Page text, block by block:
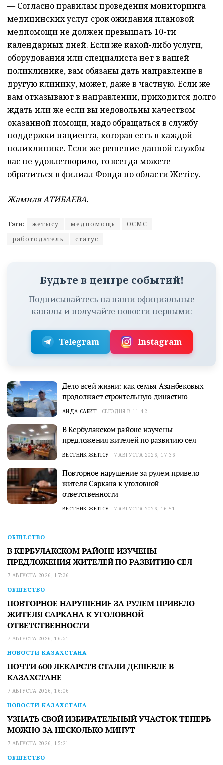
— Согласно правилам проведения мониторинга
медицинских услуг срок ожидания плановой
медпомощи не должен превышать 10-ти
календарных дней. Если же какой-либо услуги,
оборудования или специалиста нет в вашей
поликлинике, вам обязаны дать направление в
другую клинику, может, даже в частную. Если же
вам отказывают в направлении, приходится долго
ждать или же если вы недовольны качеством
оказанной помощи, надо обращаться в службу
поддержки пациента, которая есть в каждой
поликлинике. Если же решение данной службы
вас не удовлетворило, то всегда можете
обратиться в филиал Фонда по области Жетісу.
Жамиля АТИБАЕВА.
Тэги: жетысу медпомощь
ОСМС
работодатель
статус
Будьте в центре событий!
Подписывайтесь на наши официальные
каналы и получайте новости первыми:
Telegram Instagram
Дело всей жизни: как семья Азанбековых
продолжает строительную династию
АИДА САБИТ СЕГОДНЯ В 11:42
В Кербулакском районе изучены
предложения жителей по развитию сел
ВЕСТНИК ЖЕТІСУ 7 АВГУСТА 2026, 17:36
Повторное нарушение за рулем привело
жителя Саркана к уголовной
ответственности
ВЕСТНИК ЖЕТІСУ 7 АВГУСТА 2026, 16:51
ОБЩЕСТВО
В КЕРБУЛАКСКОМ РАЙОНЕ ИЗУЧЕНЫ
ПРЕДЛОЖЕНИЯ ЖИТЕЛЕЙ ПО РАЗВИТИЮ СЕЛ
7 АВГУСТА 2026, 17:36
ОБЩЕСТВО
ПОВТОРНОЕ НАРУШЕНИЕ ЗА РУЛЕМ ПРИВЕЛО
ЖИТЕЛЯ САРКАНА К УГОЛОВНОЙ
ОТВЕТСТВЕННОСТИ
7 АВГУСТА 2026, 16:51
НОВОСТИ КАЗАХСТАНА
ПОЧТИ 600 ЛЕКАРСТВ СТАЛИ ДЕШЕВЛЕ В
КАЗАХСТАНЕ
7 АВГУСТА 2026, 16:06
НОВОСТИ КАЗАХСТАНА
УЗНАТЬ СВОЙ ИЗБИРАТЕЛЬНЫЙ УЧАСТОК ТЕПЕРЬ
МОЖНО ЗА НЕСКОЛЬКО МИНУТ
7 АВГУСТА 2026, 15:21
ОБЩЕСТВО